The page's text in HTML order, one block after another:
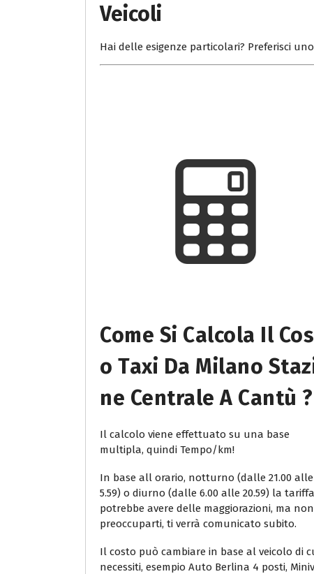
Veicoli
Hai delle esigenze particolari? Preferisci
Come Si Calcola Il
O Taxi Da Milano
Ne Centrale A Cantù ?
Il calcolo viene effettuato su una base
multipla, quindi Tempo/km!
In base all orario, notturno (dalle 21.00 alle
5.59) o diurno (dalle 6.00 alle 20.59) la tariffa
potrebbe avere delle maggiorazioni, ma non
preoccuparti, ti verrà comunicato subito.
Il costo può cambiare in base al veicolo di
necessiti, esempio Auto Berlina 4 posti,